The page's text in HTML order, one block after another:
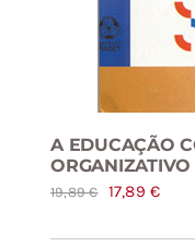
A EDUCAÇÃO
ORGANIZATIVO
19,89€
O
17,89€O